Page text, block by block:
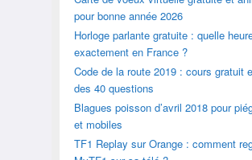
pour bonne année 2026
Horloge parlante gratuite : quelle
exactement en France ?
Code de la route 2019 : cours gratuit
des 40 questions
Blagues poisson d’avril 2018 pour
et mobiles
TF1 Replay sur Orange : comment